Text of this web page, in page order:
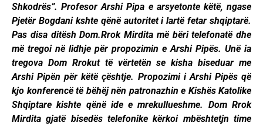
Shkodrës”. Profesor Arshi Pipa e arsyetonte këtë, ngase
Pjetër Bogdani kshte qënë autoritet i lartë fetar shqiptarë.
Pas disa ditësh Dom.Rrok Mirdita më bëri telefonatë dhe
më tregoi në lidhje për propozimin e Arshi Pipës. Unë ia
tregova Dom Rrokut të vërtetën se kisha biseduar me
Arshi Pipën për këtë çështje. Propozimi i Arshi Pipës që
kjo konferencë të bëhëj nën patronazhin e Kishës Katolike
Shqiptare kishte qënë ide e mrekullueshme. Dom Rrok
Mirdita gjatë bisedës telefonike kërkoi mbështetjn time